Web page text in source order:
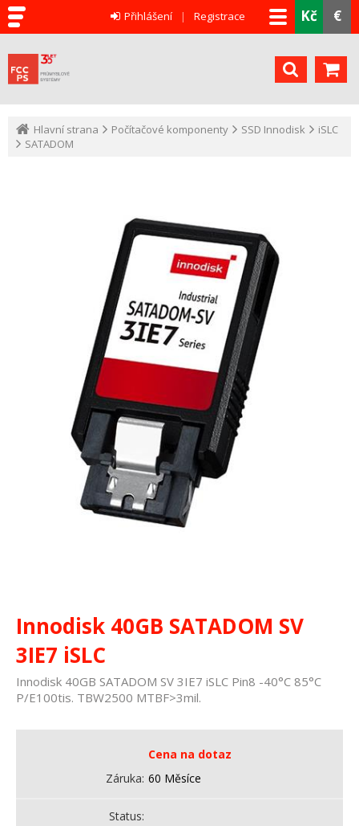
Kč €
Přihlášení Registrace
Hlavní strana Počítačové komponenty SSD Innodisk
iSLC
SATADOM
Innodisk 40GB SATADOM SV
3IE7 iSLC
Innodisk 40GB SATADOM SV 3IE7 iSLC Pin8 -40°C 85°C
P/E100tis. TBW2500 MTBF>3mil.
Cena na dotaz
Záruka 60 Měsíce
Status